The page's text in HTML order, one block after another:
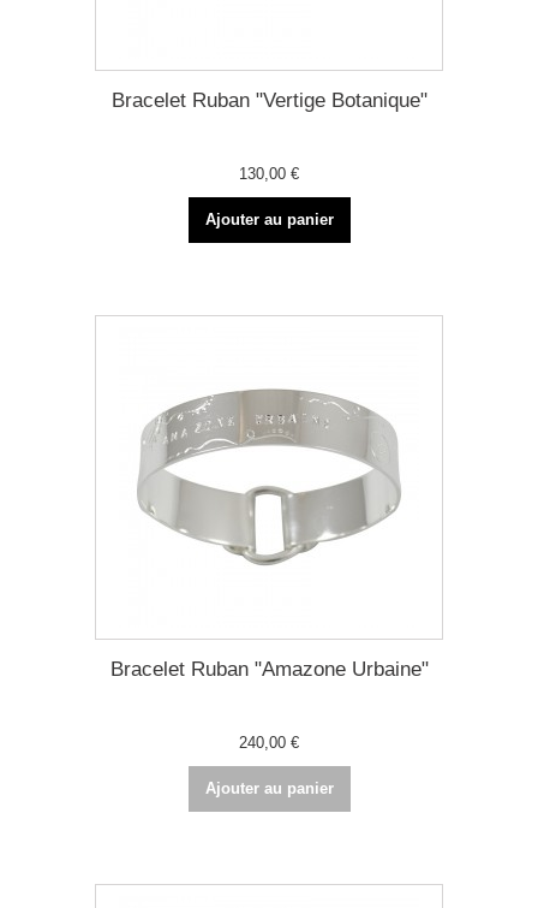
Bracelet Ruban "Vertige Botanique"
130,00 €
Ajouter au panier
Bracelet Ruban "Amazone Urbaine"
240,00 €
Ajouter au panier